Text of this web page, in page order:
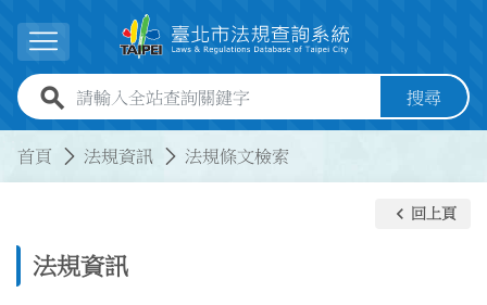
展開選單
全站查詢關鍵字欄位 搜尋
首頁 法規資訊 法規條文檢索
法規資訊
keyboard_arrow_left 回上頁